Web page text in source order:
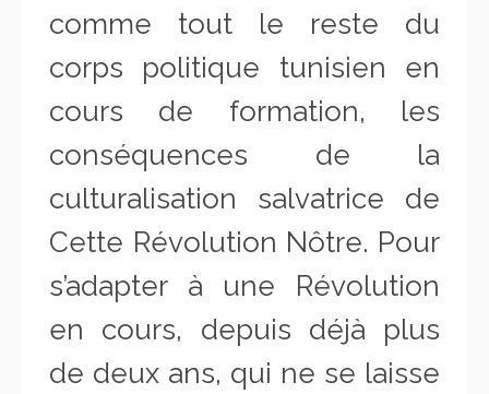
comme tout le reste du
corps politique tunisien en
cours de formation, les
conséquences de la
culturalisation salvatrice de
Cette Révolution Nôtre. Pour
s’adapter à une Révolution
en cours, depuis déjà plus
de deux ans, qui ne se laisse